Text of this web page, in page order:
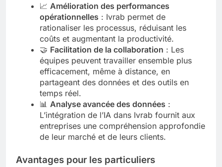
📈 Amélioration des performances
opérationnelles : Ivrab permet de
rationaliser les processus, réduisant les
coûts et augmentant la productivité.
🤝 Facilitation de la collaboration : Les
équipes peuvent travailler ensemble plus
efficacement, même à distance, en
partageant des données et des outils en
temps réel.
📊 Analyse avancée des données :
L’intégration de l’IA dans Ivrab fournit aux
entreprises une compréhension approfondie
de leur marché et de leurs clients.
Avantages pour les particuliers